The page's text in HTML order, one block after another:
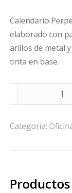
Calendario
elaborado con
arillos de metal
tinta en base.
Categoría: